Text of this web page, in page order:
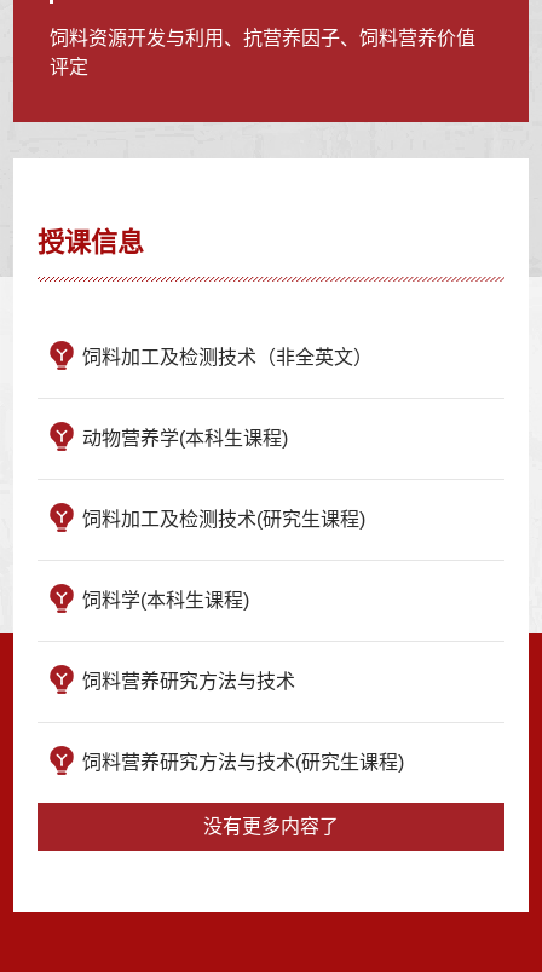
饲料资源开发与利用、抗营养因子、饲料营养价值
评定
授课信息
饲料加工及检测技术（非全英文）
动物营养学(本科生课程)
饲料加工及检测技术(研究生课程)
饲料学(本科生课程)
饲料营养研究方法与技术
饲料营养研究方法与技术(研究生课程)
没有更多内容了